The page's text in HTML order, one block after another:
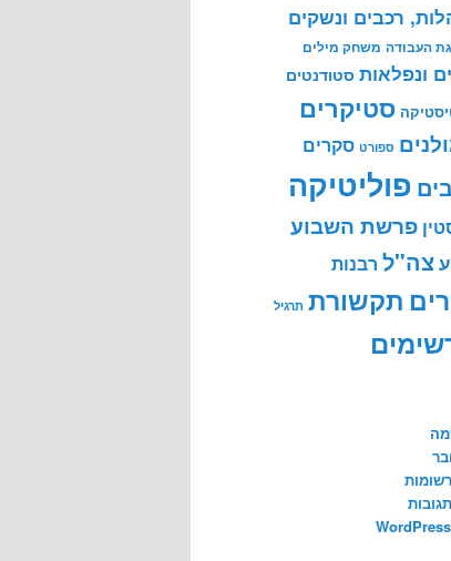
רכבים ונשקים
העבודה משחק מילים
ונפלאות סטודנטים
סטיקרים
ספורט סקרים
פוליטיקה
פרשת השבוע
צה"ל רבנות
תקשורת תרגיל